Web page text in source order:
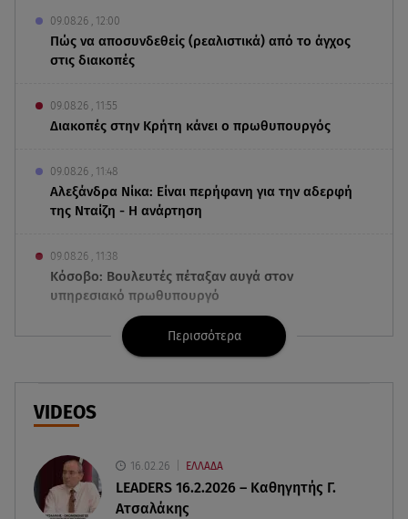
09.08.26 , 12:00
Πώς να αποσυνδεθείς (ρεαλιστικά) από το άγχος
στις διακοπές
09.08.26 , 11:55
Διακοπές στην Κρήτη κάνει ο πρωθυπουργός
09.08.26 , 11:48
Αλεξάνδρα Νίκα: Είναι περήφανη για την αδερφή
της Νταίζη - Η ανάρτηση
09.08.26 , 11:38
Κόσοβο: Βουλευτές πέταξαν αυγά στον
υπηρεσιακό πρωθυπουργό
09.08.26 , 11:23
Μεθυσμένη οδηγός σκότωσε νύφη τη μέρα του
γάμου της
09.08.26 , 11:12
έκανα 500 φορές»
09.08.26 , 10:46
Περισσότερα
VIDEOS
16.02.26 ΕΛΛΑΔΑ
LEADERS 16.2.2026 – Καθηγητής Γ.
Ατσαλάκης